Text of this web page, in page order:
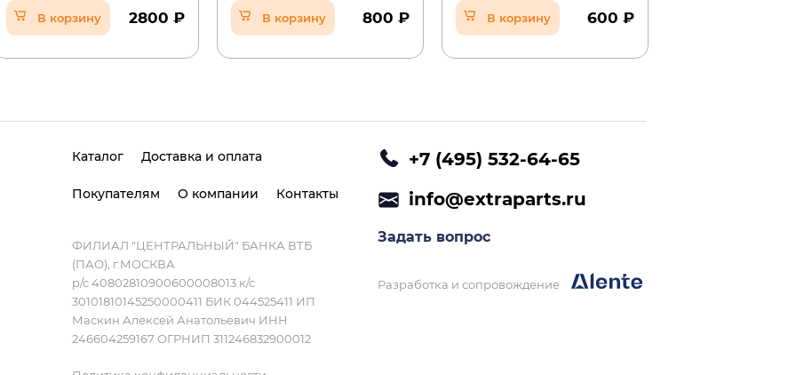
В корзину 2800 ₽ В корзину 800 ₽ В корзину 600 ₽
Каталог Доставка и оплата
Покупателям О компании Контакты
ФИЛИАЛ "ЦЕНТРАЛЬНЫЙ" БАНКА ВТБ
(ПАО), г.МОСКВА
р/с 40802810900600008013 к/с
30101810145250000411 БИК 044525411 ИП
Маскин Алексей Анатольевич ИНН
246604259167 ОГРНИП 311246832900012
+7 (495) 532-64-65
info@extraparts.ru
Задать вопрос
Разработка и сопровождение